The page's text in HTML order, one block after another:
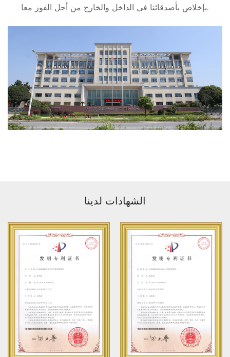
بإخلاص بأصدقائنا في الداخل والخارج من أجل الفوز معا.
الشهادات لدينا